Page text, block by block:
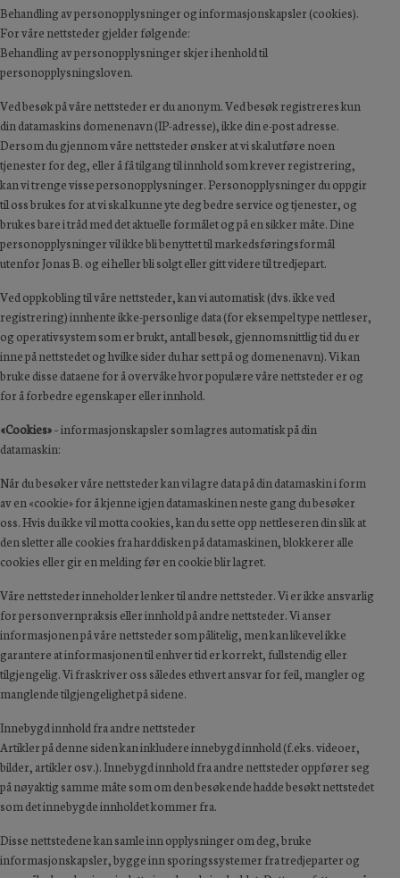
Behandling av personopplysninger og informasjonskapsler (cookies).
For våre nettsteder gjelder følgende:
Behandling av personopplysninger skjer i henhold til
personopplysningsloven.
Ved besøk på våre nettsteder er du anonym. Ved besøk registreres kun
din datamaskins domenenavn (IP-adresse), ikke din e-post adresse.
Dersom du gjennom våre nettsteder ønsker at vi skal utføre noen
tjenester for deg, eller å få tilgang til innhold som krever registrering,
kan vi trenge visse personopplysninger. Personopplysninger du oppgir
til oss brukes for at vi skal kunne yte deg bedre service og tjenester, og
brukes bare i tråd med det aktuelle formålet og på en sikker måte. Dine
personopplysninger vil ikke bli benyttet til markedsføringsformål
utenfor Jonas B. og ei heller bli solgt eller gitt videre til tredjepart.
Ved oppkobling til våre nettsteder, kan vi automatisk (dvs. ikke ved
registrering) innhente ikke-personlige data (for eksempel type nettleser,
og operativsystem som er brukt, antall besøk, gjennomsnittlig tid du er
inne på nettstedet og hvilke sider du har sett på og domenenavn). Vi kan
bruke disse dataene for å overvåke hvor populære våre nettsteder er og
for å forbedre egenskaper eller innhold.
«Cookies»– informasjonskapsler som lagres automatisk på din
datamaskin:
Når du besøker våre nettsteder kan vi lagre data på din datamaskin i form
av en «cookie» for å kjenne igjen datamaskinen neste gang du besøker
oss. Hvis du ikke vil motta cookies, kan du sette opp nettleseren din slik at
den sletter alle cookies fra harddisken på datamaskinen, blokkerer alle
cookies eller gir en melding før en cookie blir lagret.
Våre nettsteder inneholder lenker til andre nettsteder. Vi er ikke ansvarlig
for personvernpraksis eller innhold på andre nettsteder. Vi anser
informasjonen på våre nettsteder som pålitelig, men kan likevel ikke
garantere at informasjonen til enhver tid er korrekt, fullstendig eller
tilgjengelig. Vi fraskriver oss således ethvert ansvar for feil, mangler og
manglende tilgjengelighet på sidene.
Innebygd innhold fra andre nettsteder
Artikler på denne siden kan inkludere innebygd innhold (f.eks. videoer,
bilder, artikler osv.). Innebygd innhold fra andre nettsteder oppfører seg
på nøyaktig samme måte som om den besøkende hadde besøkt nettstedet
som det innebygde innholdet kommer fra.
Disse nettstedene kan samle inn opplysninger om deg, bruke
informasjonskapsler, bygge inn sporingssystemer fra tredjeparter og